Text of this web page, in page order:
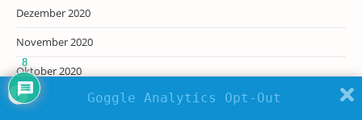
Dezember 2020
November 2020
Oktober 2020
September 2020Goggle Analytics Opt-Out
8